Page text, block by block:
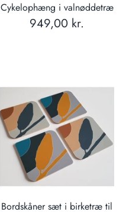
Cykelophæng i valnøddetræ
949,00 kr.
Bordskåner sæt i birketræ til